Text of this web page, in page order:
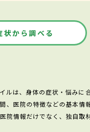
状から調べる
ルは、身体の症状・悩みに
、医院の特徴などの基本情
医院情報だけでなく、独自取